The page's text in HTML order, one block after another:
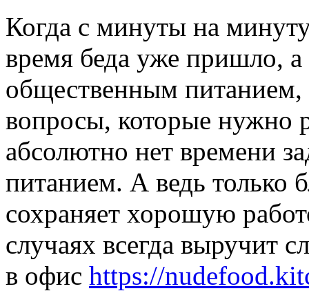
Когда с минуты на
время беда уже пришло, а
общественным питанием,
вопросы, которые нужно
абсолютно нет времени
питанием. А ведь только
сохраняет хорошую
случаях всегда выручит
в офис https://